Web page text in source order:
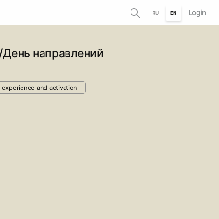
RU EN Login
направлений
and activation